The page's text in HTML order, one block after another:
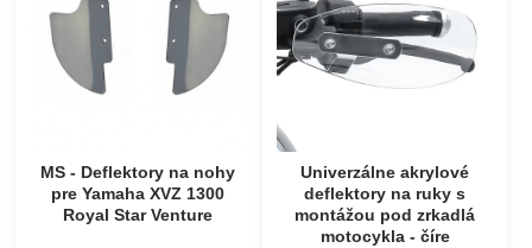
MS - Deflektory na nohy
pre Yamaha XVZ 1300
Royal Star Venture
Univerzálne akrylové
deflektory na ruky s
montážou pod zrkadlá
motocykla - číre